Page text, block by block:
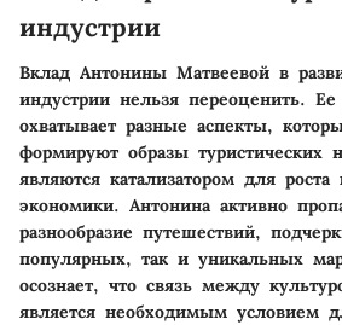
индустрии
Вклад Антонины Матвеевой в
индустрии нельзя переоценить. Ее
охватывает разные аспекты,
формируют образы туристических
являются катализатором для
экономики. Антонина активно
разнообразие путешествий,
популярных, так и уникальных
осознает, что связь между
является необходимым условием